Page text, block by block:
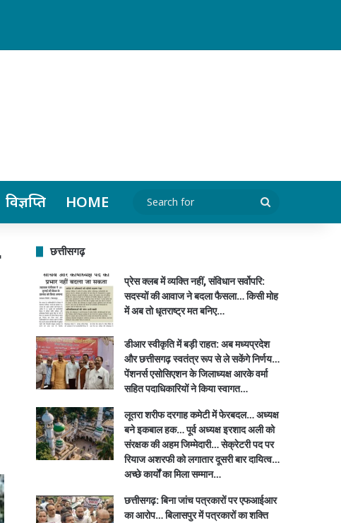
विज्ञप्ति HOME
for
छत्तीसगढ़
प्रेस क्लब में व्यक्ति नहीं, संविधान सर्वोपरि:
सदस्यों की आवाज ने बदला फैसला… किसी मोह
में अब तो धृतराष्ट्र मत बनिए…
डीआर स्वीकृति में बड़ी राहत: अब मध्यप्रदेश
और छत्तीसगढ़ स्वतंत्र रूप से ले सकेंगे निर्णय…
पेंशनर्स एसोसिएशन के जिलाध्यक्ष आरके वर्मा
सहित पदाधिकारियों ने किया स्वागत…
लूतरा शरीफ दरगाह कमेटी में फेरबदल… अध्यक्ष
बने इकबाल हक… पूर्व अध्यक्ष इरशाद अली को
संरक्षक की अहम जिम्मेदारी… सेक्रेटरी पद पर
रियाज अशरफी को लगातार दूसरी बार दायित्व…
अच्छे कार्यों का मिला सम्मान…
छत्तीसगढ़: बिना जांच पत्रकारों पर एफआईआर
का आरोप… बिलासपुर में पत्रकारों का शक्ति